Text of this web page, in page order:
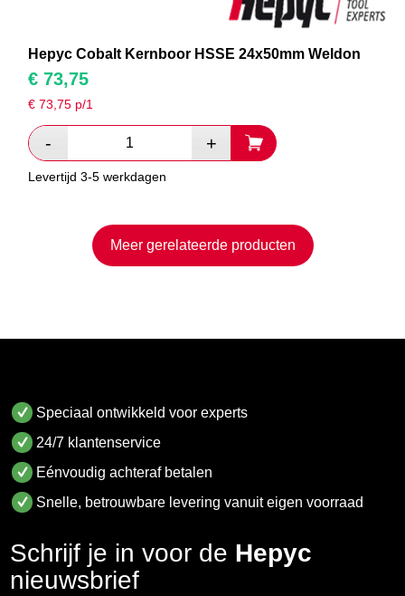
Hepyc Cobalt Kernboor HSSE 24x50mm Weldon
€ 73,75
€73,75 p/1
Levertijd 3-5 werkdagen
Meer gerelateerde producten
Speciaal ontwikkeld voor experts
24/7 klantenservice
Eénvoudig achteraf betalen
Snelle, betrouwbare levering vanuit eigen voorraad
Schrijf je in voor de Hepyc
nieuwsbrief